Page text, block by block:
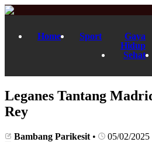
Home Sport
Gaya
Hidup
Sehat
Leganes Tantang
Rey
Bambang Parikesit • 05/02/2025